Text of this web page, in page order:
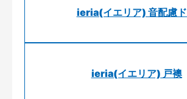
ieria(イエリア) 音配慮
ieria(イエリア) 戸襖